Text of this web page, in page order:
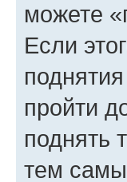
можете
Если
пройти
поднять
тем